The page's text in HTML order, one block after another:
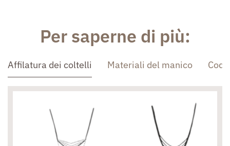
Per saperne di più:
Affilatura dei coltelli Materiali del manico